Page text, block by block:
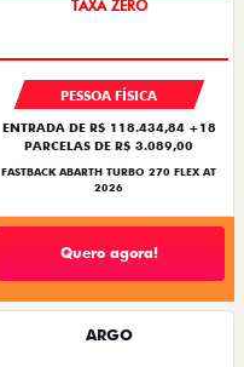
PESSOA FÍSICA
ENTRADA DE R$ 118.434,84 +18
PARCELAS DE R$ 3.089,00
FASTBACK ABARTH TURBO 270 FLEX AT
2026
Quero agora!
ARGO